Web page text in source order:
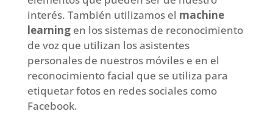
interés. También utilizamos el machine
learningen los sistemas de reconocimiento
de voz que utilizan los asistentes
personales de nuestros móviles e en el
reconocimiento facial que se utiliza para
etiquetar fotos en redes sociales como
Facebook.